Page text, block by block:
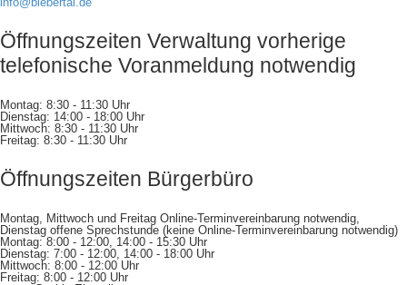
Öffnungszeiten Verwaltung vorherige
telefonische Voranmeldung notwendig
Montag: 8:30 - 11:30 Uhr
Dienstag: 14:00 - 18:00 Uhr
Mittwoch: 8:30 - 11:30 Uhr
Freitag: 8:30 - 11:30 Uhr
Öffnungszeiten Bürgerbüro
Montag, Mittwoch und Freitag Online-Terminvereinbarung notwendig,
Dienstag offene Sprechstunde (keine Online-Terminvereinbarung notwendig)
Montag: 8:00 - 12:00, 14:00 - 15:30 Uhr
Dienstag: 7:00 - 12:00, 14:00 - 18:00 Uhr
Mittwoch: 8:00 - 12:00 Uhr
Freitag: 8:00 - 12:00 Uhr